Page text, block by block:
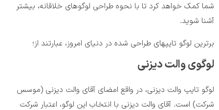
شما کمک خواهد کرد تا با نحوه طراحی لوگوهای خلاقانه، بیشتر
آشنا شوید.
برترین لوگو تایپهای طراحی شده در دنیای امروز، عبارتند از؛
لوگوی والت دیزنی
لوگو تایپ والت دیزنی، در واقع امضای آقای والت دیزنی (موسس
شرکت) است. آقای والت دیزنی با انتخاب این لوگو، اعتبار شرکت